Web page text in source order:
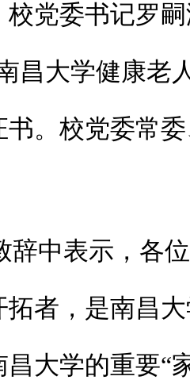
校党委书记罗
昌大学健康老
书。校党委常
辞中表示，各
拓者，是南昌
大学的重要“